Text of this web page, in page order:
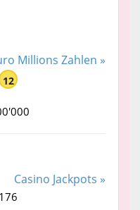
Millions Zahlen »
12
Casino Jackpots »